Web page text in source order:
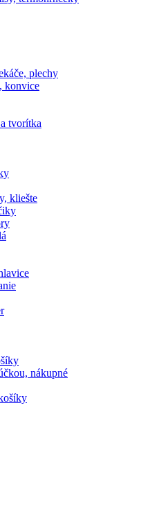
plechy
konvice
tvorítka
kliešte
nákupné